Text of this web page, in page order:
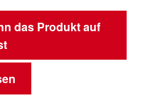
das Produkt auf